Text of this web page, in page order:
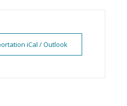
iCal / Outlook